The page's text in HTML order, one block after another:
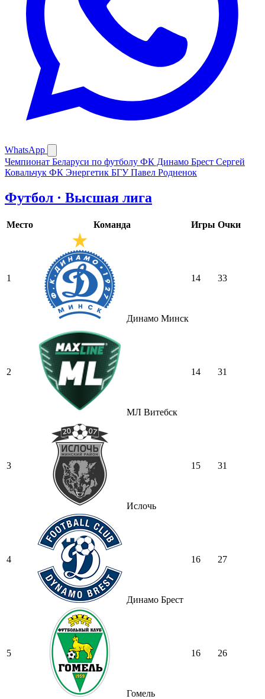
WhatsApp
Чемпионат Беларуси по футболу ФК Динамо Брест Сергей
Ковальчук ФК Энергетик БГУПавел Родненок
Футбол · Высшая лига
Место Команда Игры Очки
1
Динамо Минск
14 33
2
МЛ Витебск
14 31
3
Ислочь
15 31
4
Динамо Брест
16 27
5
Гомель
16 26